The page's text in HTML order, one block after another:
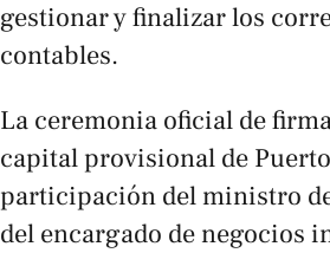
gestionar y finalizar los
contables.
La ceremonia oficial de
capital provisional de
participación del ministro
del encargado de negocios